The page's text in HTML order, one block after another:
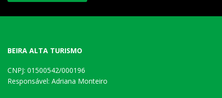
BEIRA ALTA TURISMO
CNPJ: 01500542/000196
Responsável: Adriana Monteiro